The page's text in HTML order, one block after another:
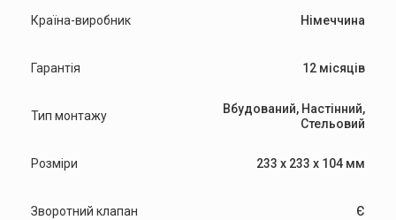
Країна-виробник Німеччина
Гарантія 12 місяців
Тип монтажу
Вбудований, Настінний,
Стельовий
Розміри 233 x 233 x 104 мм
Зворотний клапан Є